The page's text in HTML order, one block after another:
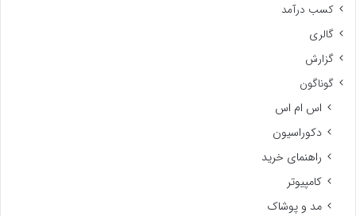
کسب درآمد
گالری
گزارش
گوناگون
اس ام اس
دکوراسیون
راهنمای خرید
کامپیوتر
مد و پوشاک